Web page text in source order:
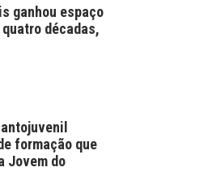
ganhou espaço
décadas,
formação que
Jovem do